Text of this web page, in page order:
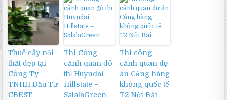
Thuê cây nội
thất đẹp tại
Công Ty
TNHH Đầu Tư
CBEST –
Thi Công
cảnh quan đô
thị Huyndai
Hillstate –
SalalaGreen
Thi công
cảnh quan dự
án Cảng hàng
không quốc tế
T2 Nội Bài